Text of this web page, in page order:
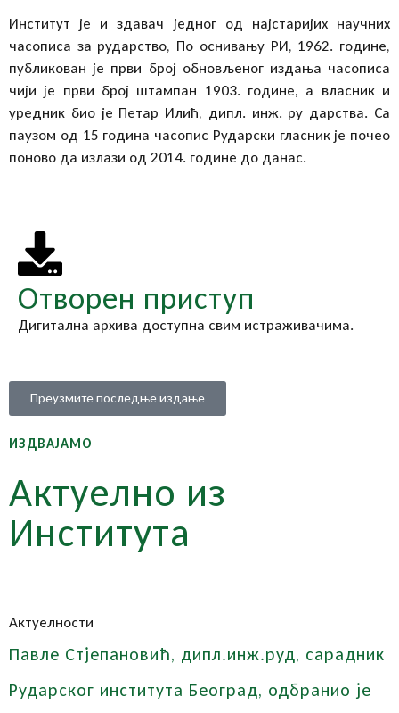
Институт је и здавач једног од најстаријих научних
часописа за рударство, По оснивању РИ, 1962. године,
публикован је први број обновљеног издања часописа
чији је први број штампан 1903. године, а власник и
уредник био је Петар Илић, дипл. инж. ру дарства. Са
паузом од 15 година часопис Рударски гласник је почео
поново да излази од 2014. године до данас.
Отворен приступ
Дигитална архива доступна свим истраживачима.
Преузмите последње издање
ИЗДВАЈАМО
Актуелно из
Института
Актуелности
Павле Стјепановић, дипл.инж.руд, сарадник
Рударског института Београд, одбранио је